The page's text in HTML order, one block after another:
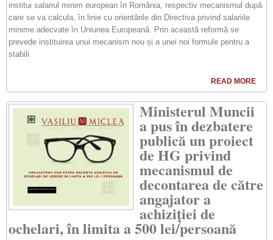
institui salariul minim european în România, respectiv mecanismul după
care se va calcula, în linie cu orientările din Directiva privind salariile
minime adecvate în Uniunea Europeană. Prin această reformă se
prevede instituirea unui mecanism nou și a unei noi formule pentru a
stabili
READ MORE
Ministerul Muncii
a pus în dezbatere
publică un proiect
de HG privind
mecanismul de
decontarea de către
angajator a
achiziției de
ochelari, în limita a 500 lei/persoană